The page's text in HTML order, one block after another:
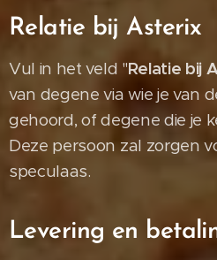
Relatie bij Asterix
Vul in het veld "Relatie bij
van degene via wie je van
gehoord, of degene die je
Deze persoon zal zorgen
speculaas.
Levering en